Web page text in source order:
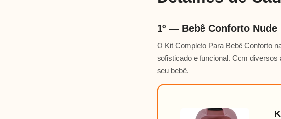
1º — Bebê Conforto Nude
O Kit Completo Para Bebê Conforto
sofisticado e funcional. Com
seu bebê.